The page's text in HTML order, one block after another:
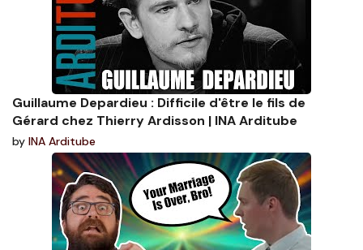
Guillaume Depardieu : Difficile d'être le fils de
Gérard chez Thierry Ardisson | INA Arditube
by INA Arditube